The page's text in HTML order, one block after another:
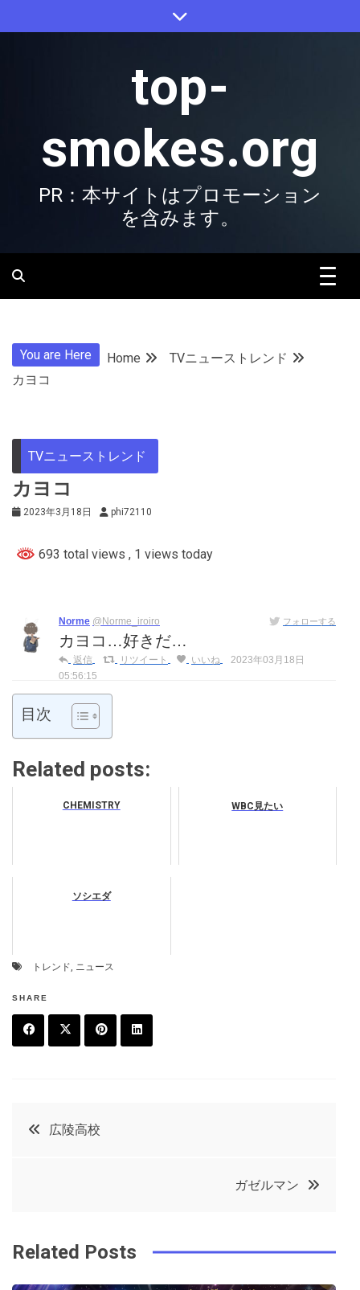
to
top-
smokes.org
PR：本サイトはプロモーション
を含みます。
You are Here Home
TVニューストレンド
カヨコ
TVニューストレンド
カヨコ
2023年3月18日 phi72110
693 total views , 1 views today
Norme @Norme_iroiro フォローする
カヨコ…好きだ…
返信 リツイート いいね
2023年03月18日
05:56:15
目次
Related posts:
CHEMISTRY WBC見たい
ソシエダ
トレンド, ニュース
SHARE
k
t
e
t
投
ビ
広陵高校
ガゼルマン
Related Posts